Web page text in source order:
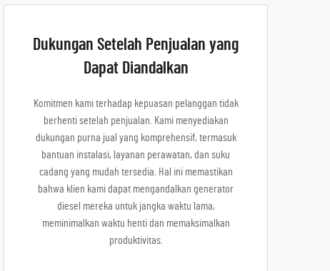
Dukungan Setelah Penjualan yang
Dapat Diandalkan
Komitmen kami terhadap kepuasan pelanggan tidak
berhenti setelah penjualan. Kami menyediakan
dukungan purna jual yang komprehensif, termasuk
bantuan instalasi, layanan perawatan, dan suku
cadang yang mudah tersedia. Hal ini memastikan
bahwa klien kami dapat mengandalkan generator
diesel mereka untuk jangka waktu lama,
meminimalkan waktu henti dan memaksimalkan
produktivitas.